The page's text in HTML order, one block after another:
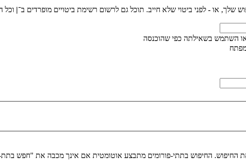
שלך, או - לפני ביטוי שלא חייב. תוכל גם לרשום רשימת ביטויים מופרדים ב־| וכל
השתמש בשאילתה כפי שהוכנסה
החיפוש. החיפוש בתתי-פורומים מתבצע אוטומטית אם אינך מכבה את "חפש